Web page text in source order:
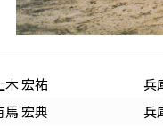
木 宏祐 兵
馬 宏典
兵